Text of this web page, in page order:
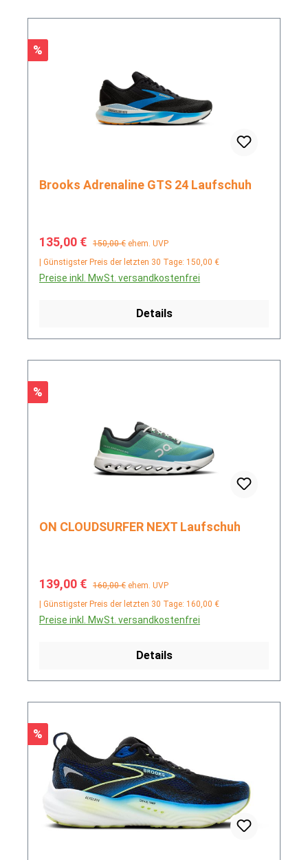
Rabatt
%
Brooks Adrenaline GTS 24 Laufschuh
Verkaufspreis:
135,00 € Regulärer Preis:
150,00 € ehem. UVP
| Günstigster Preis der letzten 30 Tage: 150,00 €
Preise inkl. MwSt. versandkostenfrei
Details
Rabatt
%
ON CLOUDSURFER NEXT Laufschuh
Verkaufspreis:
139,00 € Regulärer Preis:
160,00 € ehem. UVP
| Günstigster Preis der letzten 30 Tage: 160,00 €
Preise inkl. MwSt. versandkostenfrei
Details
Rabatt
%